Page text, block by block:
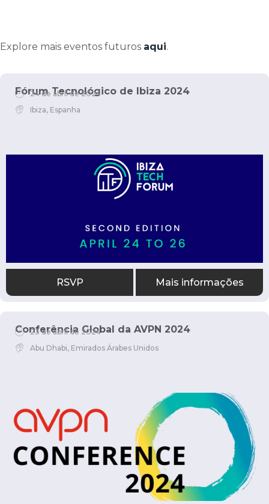
Explore mais eventos futuros aqui.
24 de abril de 2024
Ibiza, Espanha
Fórum Tecnológico de Ibiza 2024
RSVP Mais informações
23 de abril de 2024
Abu Dhabi, Emirados Árabes Unidos
Conferência Global da AVPN 2024